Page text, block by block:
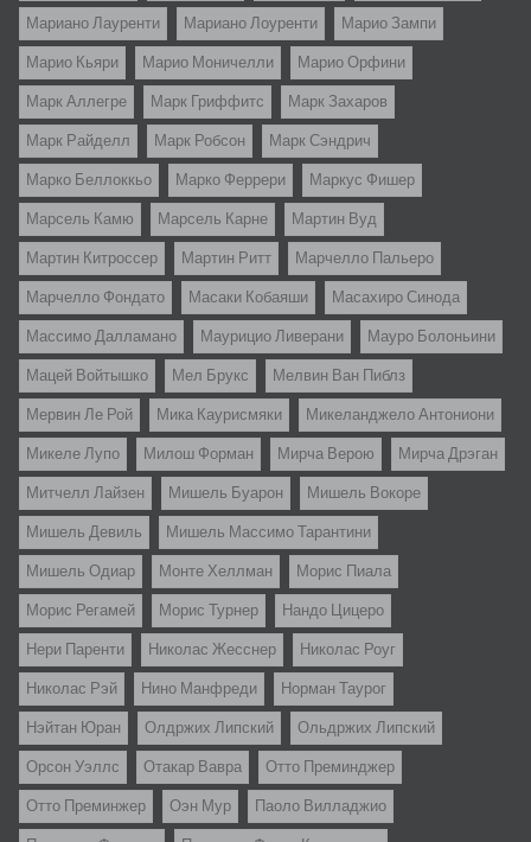
Мариано Лауренти Мариано Лоуренти Марио Зампи
Марио Кьяри Марио Моничелли Марио Орфини
Марк Аллегре Марк Гриффитс Марк Захаров
Марк Райделл Марк Робсон Марк Сэндрич
Марко Беллоккьо Марко Феррери Маркус Фишер
Марсель Камю Марсель Карне Мартин Вуд
Мартин Китроссер Мартин Ритт Марчелло Пальеро
Марчелло Фондато Масаки Кобаяши Масахиро Синода
Массимо Далламано Маурицио Ливерани Мауро Болоньини
Мацей Войтышко Мел Брукс Мелвин Ван Пиблз
Мервин Ле Рой Мика Каурисмяки Микеланджело Антониони
Микеле Лупо Милош Форман Мирча Верою Мирча Дрэган
Митчелл Лайзен Мишель Буарон Мишель Вокоре
Мишель Девиль Мишель Массимо Тарантини
Мишель Одиар Монте Хеллман Морис Пиала
Морис Регамей Морис Турнер Нандо Цицеро
Нери Паренти Николас Жесснер Николас Роуг
Николас Рэй Нино Манфреди Норман Таурог
Нэйтан Юран Олдржих Липский Ольдржих Липский
Орсон Уэллс Отакар Вавра Отто Преминджер
Отто Преминжер Оэн Мур Паоло Вилладжио